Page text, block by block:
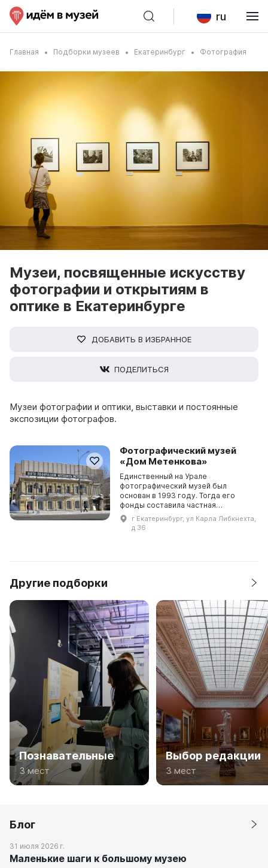
ru
Главная Подборки музеев Екатеринбург Фотография
Музеи, посвященные искусству
фотографии и открытиям в
оптике в Екатеринбурге
ДОБАВИТЬ В ИЗБРАННОЕ
ПОДЕЛИТЬСЯ
Музеи фотографии и оптики, выставки и постоянные
экспозиции фотографов.
Фотографический музей
«Дом Метенкова»
Единственный на Урале
фотографический музей был
основан в 1993 году. Тогда его
фонды составила частная
коллекция краеведа и фотографа
Евгения Бирюкова. Сегодня
собрания Дома Метенкова
г Екатеринбург, ул Карла Либкнехта,
д 36
Другие подборки
Познавательные
3 мест
Выбор редакции
3 мест
Блог
31 июля 2026 г.
Маленькие шаги к большому музею